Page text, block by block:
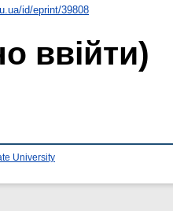
id/eprint/39808
ввійти)
University